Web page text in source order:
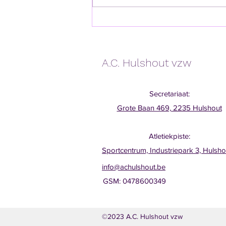
A.C. Hulshout vzw
Secretariaat:
Grote Baan 469, 2235 Hulshout
Atletiekpiste:
Sportcentrum, Industriepark 3,
info@achulshout.be
GSM: 0478600349
©2023 A.C. Hulshout vzw